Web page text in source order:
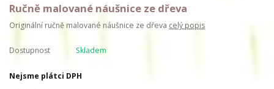
Ručně malované náušnice ze dřeva
Originální ručně malované náušnice ze dřeva celý popis
Dostupnost Skladem
Nejsme plátci DPH